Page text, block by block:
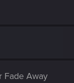
Fade Away